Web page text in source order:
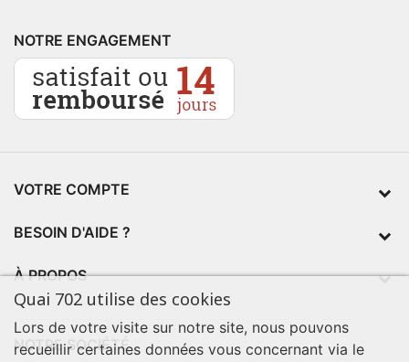
NOTRE ENGAGEMENT
VOTRE COMPTE
BESOIN D'AIDE ?
À PROPOS
NOTRE SOCIÉTÉ
Quai 702 utilise des cookies
Lors de votre visite sur notre site, nous pouvons
recueillir certaines données vous concernant via le